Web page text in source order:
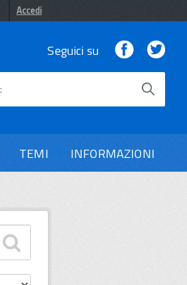
Accedi
Seguici su Facebook
TEMI INFORMAZIONI